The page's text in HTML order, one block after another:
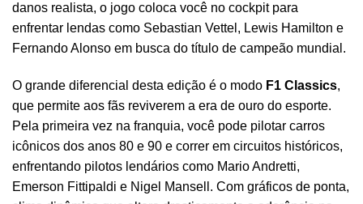
danos realista, o jogo coloca você no cockpit para
enfrentar lendas como Sebastian Vettel, Lewis Hamilton e
Fernando Alonso em busca do título de campeão mundial.
O grande diferencial desta edição é o modo F1 Classics,
que permite aos fãs reviverem a era de ouro do esporte.
Pela primeira vez na franquia, você pode pilotar carros
icônicos dos anos 80 e 90 e correr em circuitos históricos,
enfrentando pilotos lendários como Mario Andretti,
Emerson Fittipaldi e Nigel Mansell. Com gráficos de ponta,